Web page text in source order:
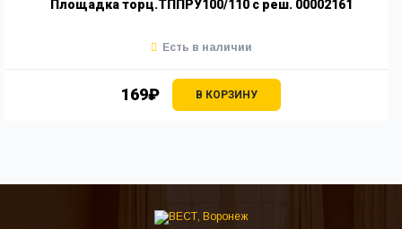
Площадка торц.ТППРУ100/110 с реш. 00002161
169₽ В КОРЗИНУ
Есть в наличии